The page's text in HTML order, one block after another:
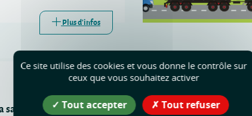
Plus d'infos
santé à Poliénas
Ce site utilise des cookies et vous donne le contrôle sur
ceux que vous souhaitez activer
Tout accepter
Tout refuser